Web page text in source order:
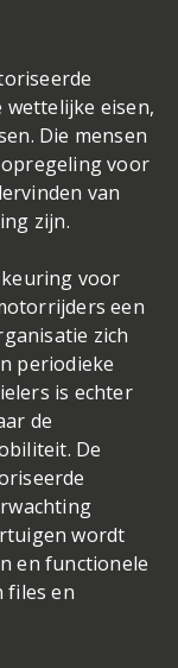
wettelijke eisen,
Die mensen
voor
van
zijn.
voor
een
zich
periodieke
is echter
de
De
wordt
en functionele
files en